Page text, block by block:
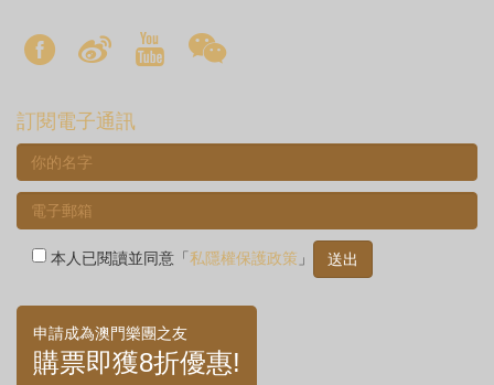
訂閱電子通訊
本人已閱讀並同意「私隱權保護政策 」
申請成為澳門樂團之友
購票即獲8折優惠!